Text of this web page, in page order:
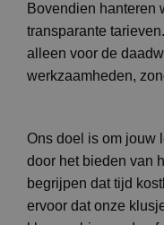
Bovendien hanteren
transparante
alleen voor de
werkzaamheden,
Ons doel is om jouw
door het bieden van
begrijpen dat tijd
ervoor dat onze